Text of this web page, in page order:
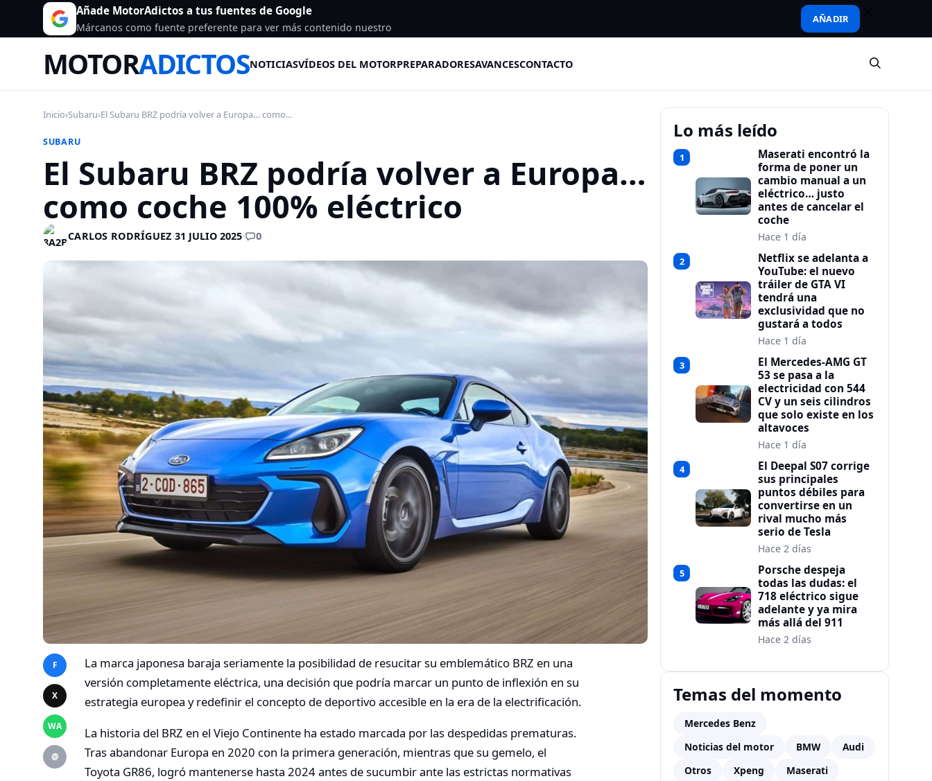
Añade MotorAdictos a tus fuentes de Google
Márcanos como fuente preferente para ver más contenido nuestro
AÑADIR
MOTORADICTOSNOTICIASVÍDEOS DEL MOTORPREPARADORESAVANCESCONTACTO
Inicio›Subaru›El Subaru BRZ podría volver a Europa… como...
SUBARU
El Subaru BRZ podría volver a Europa…
como coche 100% eléctrico
CARLOS RODRÍGUEZ·31 JULIO 2025· 0
F
X
WA
@
La marca japonesa baraja seriamente la posibilidad de resucitar su emblemático BRZ en una
versión completamente eléctrica, una decisión que podría marcar un punto de inflexión en su
estrategia europea y redefinir el concepto de deportivo accesible en la era de la electrificación.
La historia del BRZ en el Viejo Continente ha estado marcada por las despedidas prematuras.
Tras abandonar Europa en 2020 con la primera generación, mientras que su gemelo, el
Toyota GR86, logró mantenerse hasta 2024 antes de sucumbir ante las estrictas normativas
Lo más leído
1
Maserati encontró la
forma de poner un
cambio manual a un
eléctrico… justo
antes de cancelar el
coche
Hace 1 día
2
Netflix se adelanta a
YouTube: el nuevo
tráiler de GTA VI
tendrá una
exclusividad que no
gustará a todos
Hace 1 día
3
El Mercedes-AMG GT
53 se pasa a la
electricidad con 544
CV y un seis cilindros
que solo existe en los
altavoces
Hace 1 día
4
El Deepal S07 corrige
sus principales
puntos débiles para
convertirse en un
rival mucho más
serio de Tesla
Hace 2 días
5
Porsche despeja
todas las dudas: el
718 eléctrico sigue
adelante y ya mira
más allá del 911
Hace 2 días
Temas del momento
Mercedes Benz
Noticias del motor
BMW
Audi
Otros
Xpeng
Maserati